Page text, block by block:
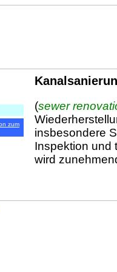
zum
(sewer
insbesondere
Inspektion und
wird